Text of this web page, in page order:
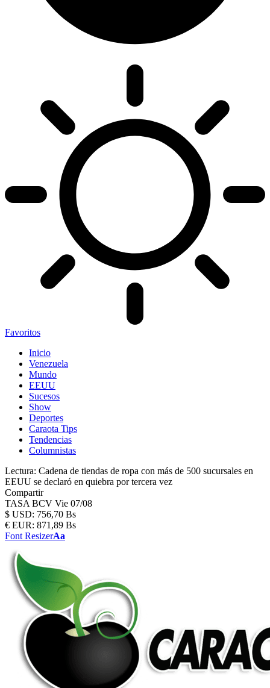
Favoritos
Inicio
Venezuela
Mundo
EEUU
Sucesos
Show
Deportes
Caraota Tips
Tendencias
Columnistas
Lectura: Cadena de tiendas de ropa con más de 500 sucursales en
EEUU se declaró en quiebra por tercera vez
Compartir
TASA BCV Vie 07/08
$ USD: 756,70 Bs
€ EUR: 871,89 Bs
Font ResizerAa